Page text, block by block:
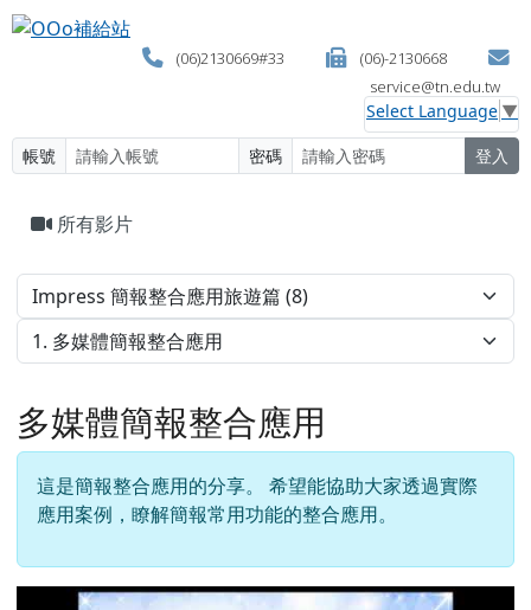
跳至主內容區
OOo補給站
(06)2130669#33
(06)-2130668
service@tn.edu.tw
Select Language ▼
帳號
密碼 登入
所有影片
多媒體簡報整合應用
這是簡報整合應用的分享。 希望能協助大家透過實際
應用案例，瞭解簡報常用功能的整合應用。